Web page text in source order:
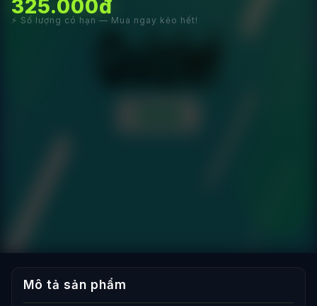
325.000đ
⚡ Số lượng có hạn — Mua ngay kẻo hết!
Mô tả sản phẩm